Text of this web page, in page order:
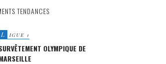
TENDANCES
L IGUE 1
OLYMPIQUE DE